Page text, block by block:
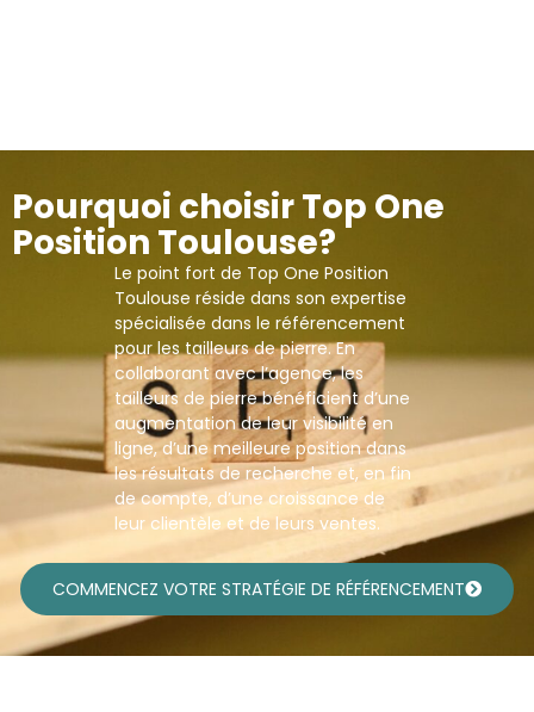
Pourquoi choisir Top One
Position Toulouse?
Le point fort de Top One Position
Toulouse réside dans son expertise
spécialisée dans le référencement
pour les tailleurs de pierre. En
collaborant avec l’agence, les
tailleurs de pierre bénéficient d’une
augmentation de leur visibilité en
ligne, d’une meilleure position dans
les résultats de recherche et, en fin
de compte, d’une croissance de
leur clientèle et de leurs ventes.
COMMENCEZ VOTRE STRATÉGIE DE RÉFÉRENCEMENT